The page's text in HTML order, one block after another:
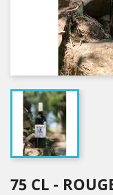
75 CL -